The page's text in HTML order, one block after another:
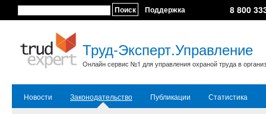
Поиск Поддержка 8 800
Труд-Эксперт.Управление
Онлайн сервис №1 для управления охраной труда в
Новости Законодательство Публикации Статистика